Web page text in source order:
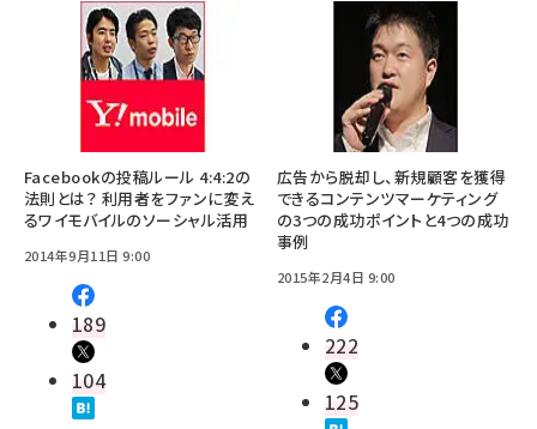
Facebookの投稿ルール 4:4:2の
法則とは？ 利用者をファンに変え
るワイモバイルのソーシャル活用
2014年9月11日 9:00
189
104
広告から脱却し、新規顧客を獲得
できるコンテンツマーケティング
の3つの成功ポイントと4つの成功
事例
2015年2月4日 9:00
222
125